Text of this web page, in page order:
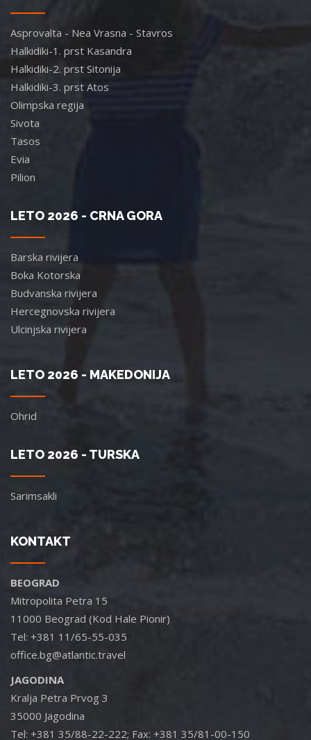
Asprovalta - Nea Vrasna - Stavros
Halkidiki-1. prst Kasandra
Halkidiki-2. prst Sitonija
Halkidiki-3. prst Atos
Olimpska regija
Sivota
Tasos
Evia
Pilion
LETO 2026 - CRNA GORA
Barska rivijera
Boka Kotorska
Budvanska rivijera
Hercegnovska rivijera
Ulcinjska rivijera
LETO 2026 - MAKEDONIJA
Ohrid
LETO 2026 - TURSKA
Sarimsakli
KONTAKT
BEOGRAD
Mitropolita Petra 15
11000 Beograd (Kod Hale Pionir)
Tel: +381 11/65-55-035
office.bg@atlantic.travel
JAGODINA
Kralja Petra Prvog 3
35000 Jagodina
Tel: +381 35/88-22-222; Fax: +381 35/81-00-150